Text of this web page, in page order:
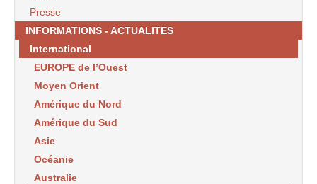
Presse
INFORMATIONS - ACTUALITES
International
EUROPE de l’Ouest
Moyen Orient
Amérique du Nord
Amérique du Sud
Asie
Océanie
Australie